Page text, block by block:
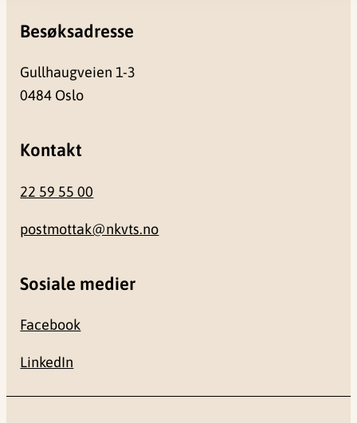
Besøksadresse
Gullhaugveien 1-3
0484 Oslo
Kontakt
22 59 55 00
postmottak@nkvts.no
Sosiale medier
Facebook
LinkedIn